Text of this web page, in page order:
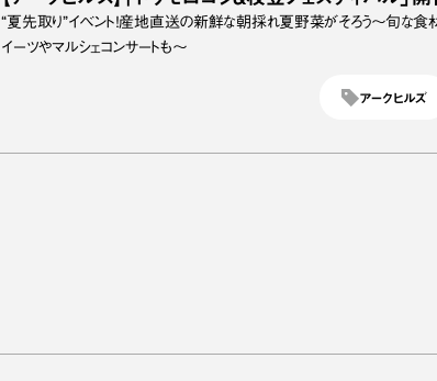
“夏先取り”イベント！産地直送の新鮮な朝採れ夏野菜がそろう～旬な食
イーツやマルシェコンサートも～
アークヒルズ